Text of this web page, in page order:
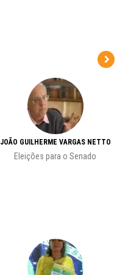
JOÃO GUILHERME VARGAS NETTO
Eleições para o Senado